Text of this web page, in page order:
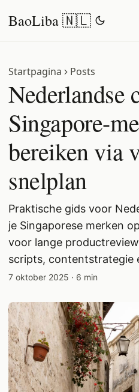
BaoLiba 🇳🇱
Startpagina Posts
Nederlandse
Singapore-
bereiken via
snelplan
Praktische gids voor
je Singaporese merken
voor lange
scripts, contentstrategie
7 oktober 2025 · 6 min